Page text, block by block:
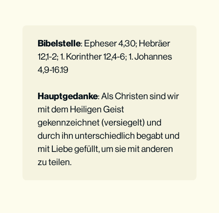
Bibelstelle: Epheser 4,30; Hebräer
12,1-2; 1. Korinther 12,4-6; 1. Johannes
4,9-16.19
Hauptgedanke: Als Christen sind wir
mit dem Heiligen Geist
gekennzeichnet (versiegelt) und
durch ihn unterschiedlich begabt und
mit Liebe gefüllt, um sie mit anderen
zu teilen.